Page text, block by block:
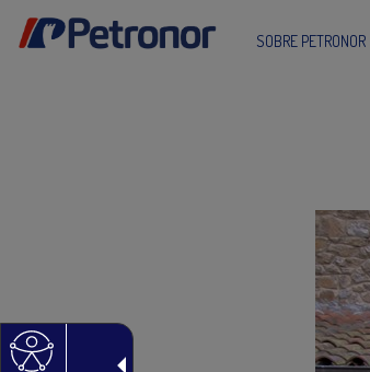
SOBRE PETRONOR